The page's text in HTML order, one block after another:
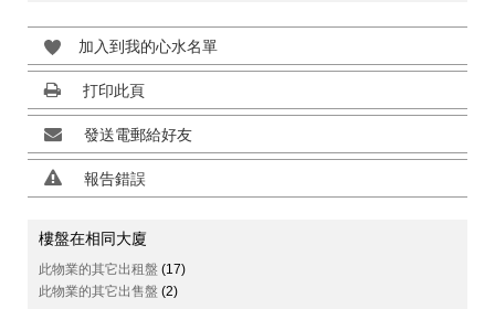
加入到我的心水名單
打印此頁
發送電郵給好友
報告錯誤
樓盤在相同大廈
此物業的其它出租盤 (17)
此物業的其它出售盤 (2)